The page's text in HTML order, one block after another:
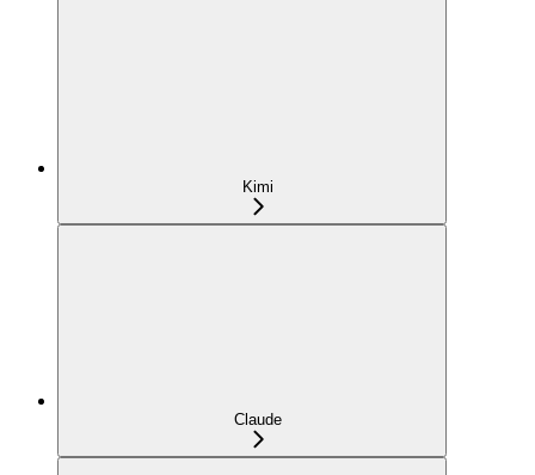
Kimi
Claude